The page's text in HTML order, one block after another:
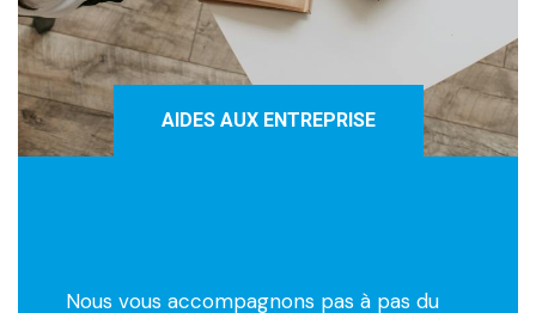
AIDES AUX ENTREPRISE
Nous vous accompagnons pas à pas du